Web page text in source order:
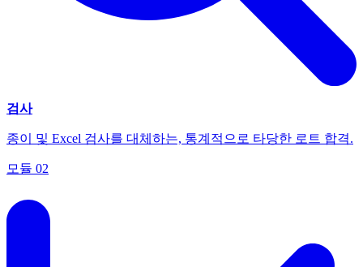
검사
종이 및 Excel 검사를 대체하는, 통계적으로 타당한 로트 합격.
모듈 02